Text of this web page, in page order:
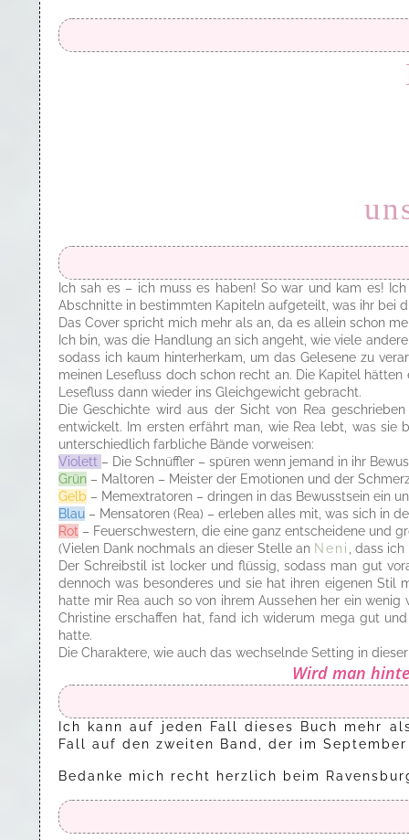
Ich sah es – ich muss es haben! So war und kam es!
Abschnitte in bestimmten Kapiteln aufgeteilt, was ihr bei
Das Cover spricht mich mehr als an, da es allein schon
Ich bin, was die Handlung an sich angeht, wie viele
sodass ich kaum hinterherkam, um das Gelesene zu
meinen Lesefluss doch schon recht an. Die Kapitel
Lesefluss dann wieder ins Gleichgewicht gebracht.
Die Geschichte wird aus der Sicht von Rea
entwickelt. Im ersten erfährt man, wie Rea lebt, was sie
unterschiedlich farbliche Bände vorweisen:
Violett – Die Schnüffler – spüren wenn jemand in ihr
Grün – Maltoren – Meister der Emotionen und der
Gelb – Memextratoren – dringen in das Bewusstsein ein
Blau – Mensatoren (Rea) – erleben alles mit, was sich in
Rot – Feuerschwestern, die eine ganz entscheidene und
(Vielen Dank nochmals an dieser Stelle an Neni
, dass
Der Schreibstil ist locker und flüssig, sodass man gut
dennoch was besonderes und sie hat ihren eigenen Stil
hatte mir Rea auch so von ihrem Aussehen her ein
Christine erschaffen hat, fand ich widerum mega gut
hatte.
Die Charaktere, wie auch das wechselnde Setting in
Wird man
Ich kann auf jeden Fall dieses Buch mehr
Fall auf den zweiten Band, der im
Bedanke mich recht herzlich beim